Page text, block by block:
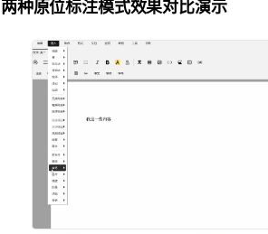
两种原位标注模式效果对比演示